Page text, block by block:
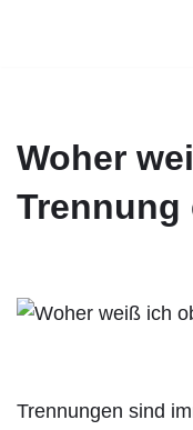
Woher
Trennungen sind